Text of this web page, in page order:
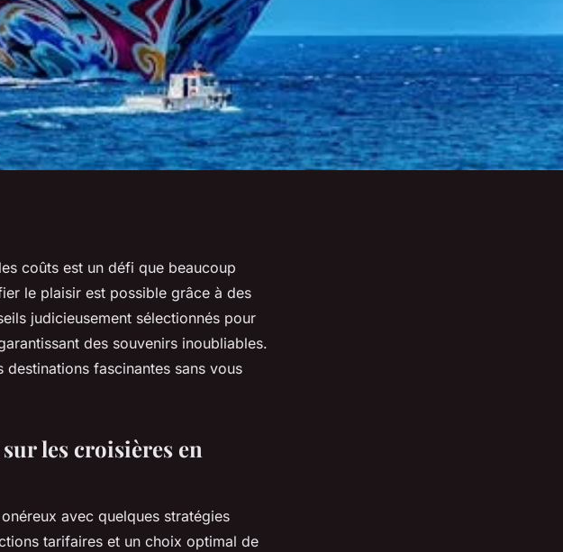
coûts est un défi que beaucoup
le plaisir est possible grâce à des
judicieusement sélectionnés pour
des souvenirs inoubliables.
fascinantes sans vous
les croisières en
avec quelques stratégies
tarifaires et un choix optimal de